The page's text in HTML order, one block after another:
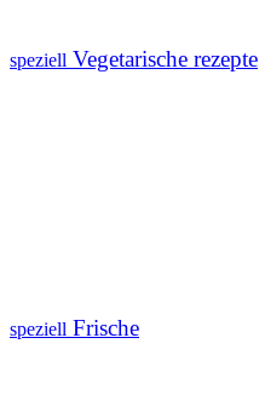
speziell Vegetarische rezepte
speziell Frische